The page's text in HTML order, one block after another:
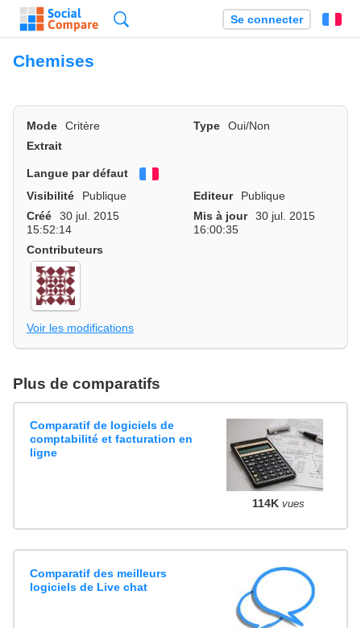
Se connecter
Chemises
Mode Critère Type
Oui/Non
Extrait
Langue par défaut
Visibilité
Publique Editeur
Publique
Créé
30 jul. 2015
15:52:14
Mis à jour
30 jul. 2015
16:00:35
Contributeurs
Voir les modifications
Plus de comparatifs
Comparatif de logiciels de
comptabilité et facturation en
ligne
114K vues
Comparatif des meilleurs
logiciels de Live chat